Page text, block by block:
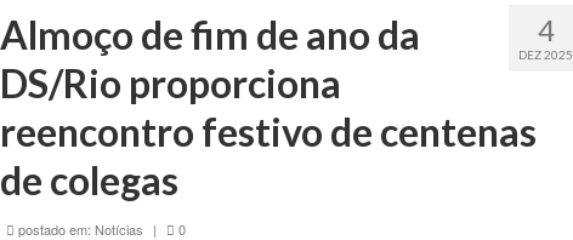
4
DEZ 2025
Almoço de fim de ano da
DS/Rio proporciona
reencontro festivo de centenas
de colegas
postado em: Notícias | 0